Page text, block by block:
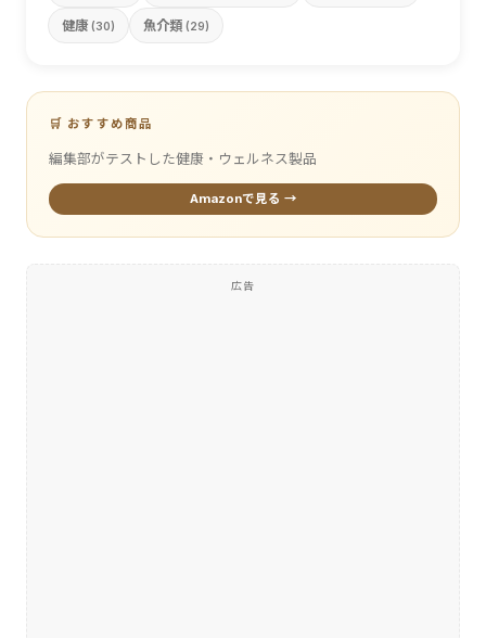
健康 (30) 魚介類 (29)
🛒 おすすめ商品
編集部がテストした健康・ウェルネス製品
Amazonで見る →
広告